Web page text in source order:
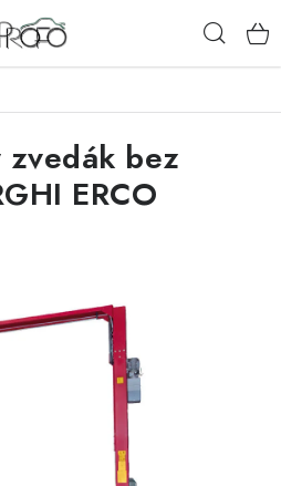
zvedák bez
ERCO